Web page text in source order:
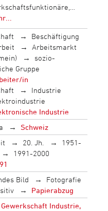
Beschäftigung
Arbeitsmarkt
sozio-
Gruppe
in
Industrie
Industrie
Schweiz
20. Jh.
1951-
1991-2000
Bild
Fotografie
Papierabzug
Gewerkschaft Industrie,